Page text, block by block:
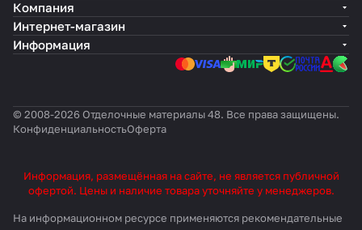
Компания
Интернет-магазин
Информация
© 2008-2026 Отделочные материалы 48. Все права защищены.
КонфиденциальностьОферта
Информация, размещённая на сайте, не является публичной
офертой. Цены и наличие товара уточняйте у менеджеров.
На информационном ресурсе применяются рекомендательные